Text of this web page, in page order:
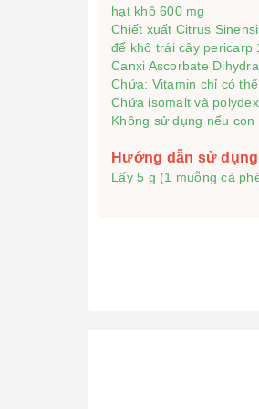
hạt khô 600 mg
Chiết xuất Citrus
để khô trái cây pericarp
Canxi Ascorbate
Chứa: Vitamin chỉ có
Chứa isomalt và
Không sử dụng nếu con
Hướng dẫn sử
Lấy 5 g (1 muỗng cà